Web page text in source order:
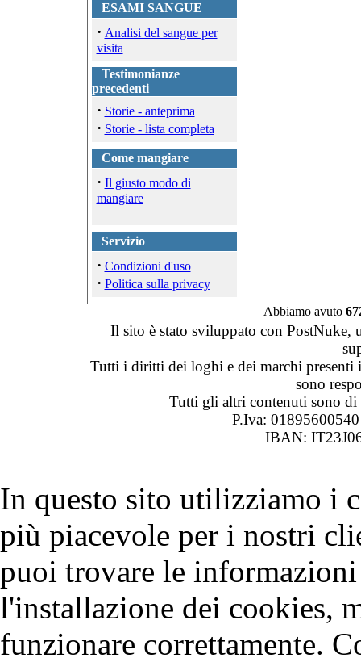
ESAMI SANGUE
· Analisi del sangue per
visita
Testimonianze
precedenti
· Storie - anteprima
· Storie - lista completa
Come mangiare
· Il giusto modo di
mangiare
Servizio
· Condizioni d'uso
· Politica sulla privacy
Abbiamo avuto
Il sito è stato sviluppato con PostNuke,
Tutti i diritti dei loghi e dei marchi
sono
Tutti gli altri contenuti sono
P.Iva:
IBAN:
In questo sito utilizziamo i
più piacevole per i nostri
puoi trovare le
l'installazione dei cookies,
funzionare correttamente.